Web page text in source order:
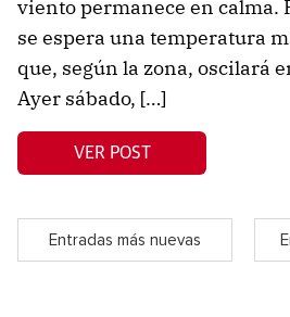
viento permanece en calma.
se espera una temperatura
que, según la zona, oscilará
Ayer sábado, […]
VER POST
Entradas más nuevas